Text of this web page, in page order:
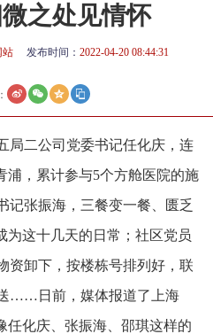
之处见情怀
站 发布时间： 2022-04-20 08:44:31
局二公司党委书记任化庆，连
浦，累计参与5个方舱医院的施
记张振海，三餐变一餐、匮乏
为这十几天的日常；社区党员
资卸下，按楼栋号排列好，联
……日前，媒体报道了上海
任化庆、张振海、邵琪这样的